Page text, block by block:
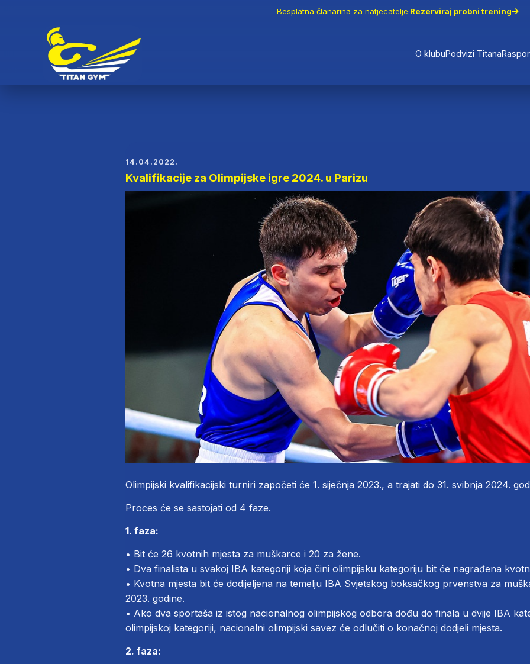
Besplatna članarina za natjecatelje·Rezerviraj probni trening
O klubuPodvizi Titana
14.04.2022.
Kvalifikacije za Olimpijske igre 2024. u Parizu
Olimpijski kvalifikacijski turniri započeti će 1. siječnja 2023., a trajati do 31. svibnja 2024.
Proces će se sastojati od 4 faze.
1. faza:
• Bit će 26 kvotnih mjesta za muškarce i 20 za žene.
• Dva finalista u svakoj IBA kategoriji koja čini olimpijsku kategoriju bit će nagrađena
• Kvotna mjesta bit će dodijeljena na temelju IBA Svjetskog boksačkog prvenstva za
2023. godine.
• Ako dva sportaša iz istog nacionalnog olimpijskog odbora dođu do finala u dvije IBA
olimpijskoj kategoriji, nacionalni olimpijski savez će odlučiti o konačnoj dodjeli mjesta.
2. faza: